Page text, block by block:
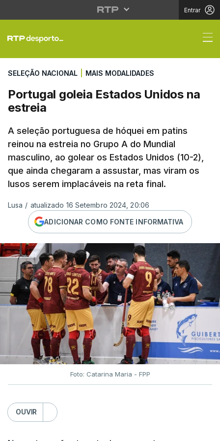
Entrar
Portugal goleia
SELEÇÃO NACIONAL MAIS MODALIDADES
Portugal goleia Estados Unidos na
estreia
A seleção portuguesa de hóquei em patins
reinou na estreia no Grupo A do Mundial
masculino, ao golear os Estados Unidos (10-2),
que ainda chegaram a assustar, mas viram os
lusos serem implacáveis na reta final.
Lusa / atualizado 16 Setembro 2024, 20:06
ADICIONAR COMO FONTE INFORMATIVA
Foto: Catarina Maria - FPP
OUVIR